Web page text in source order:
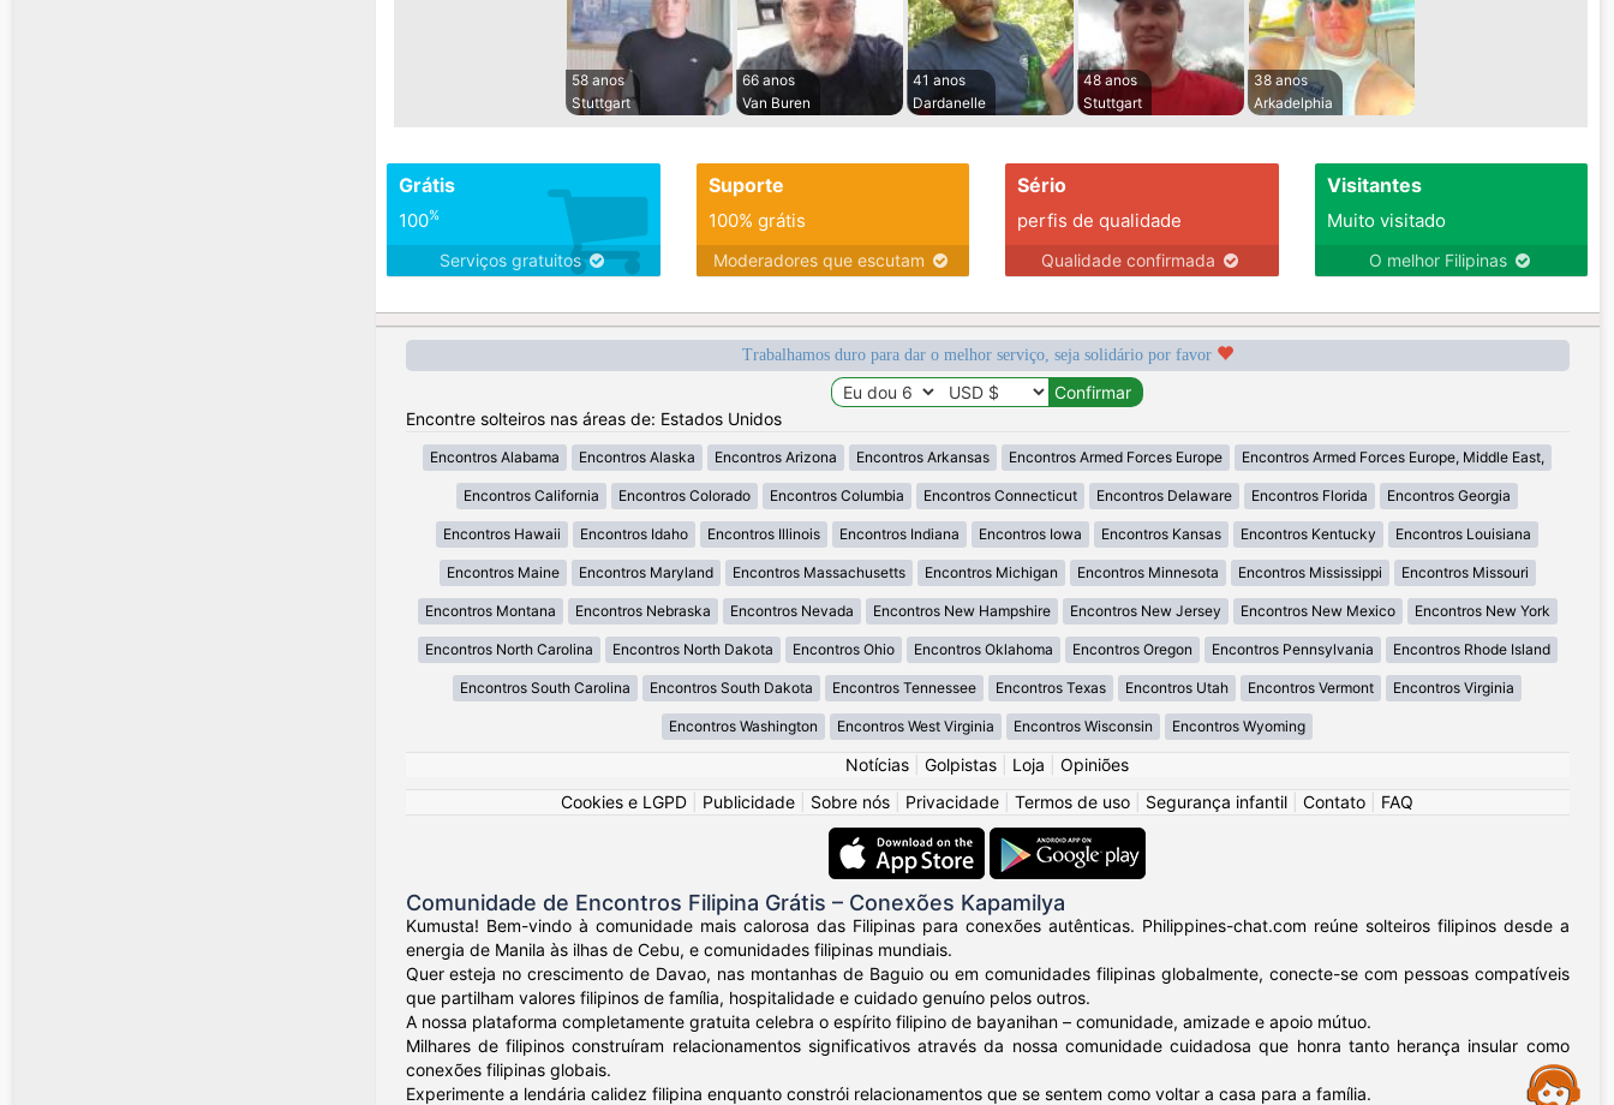
58 anos
Stuttgart
66 anos
Van Buren
41 anos
Dardanelle
48 anos
Stuttgart
38 anos
Arkadelphia
Grátis
100%
Serviços gratuitos
Suporte
100% grátis
Moderadores que escutam
Sério
perfis de qualidade
Qualidade confirmada
Visitantes
Muito visitado
O melhor Filipinas
Trabalhamos duro para dar o melhor serviço, seja solidário por favor
Encontre solteiros nas áreas de: Estados Unidos
Encontros Alabama Encontros Alaska Encontros Arizona Encontros Arkansas Encontros Armed Forces Europe Encontros Armed Forces Europe, Middle East,
Encontros California Encontros Colorado Encontros Columbia Encontros Connecticut Encontros Delaware Encontros Florida Encontros Georgia
Encontros Hawaii Encontros Idaho Encontros Illinois Encontros Indiana Encontros Iowa Encontros Kansas Encontros Kentucky Encontros Louisiana
Encontros Maine Encontros Maryland Encontros Massachusetts Encontros Michigan Encontros Minnesota Encontros Mississippi Encontros Missouri
Encontros Montana Encontros Nebraska Encontros Nevada Encontros New Hampshire Encontros New Jersey Encontros New Mexico Encontros New York
Encontros North Carolina Encontros North Dakota Encontros Ohio Encontros Oklahoma Encontros Oregon Encontros Pennsylvania Encontros Rhode Island
Encontros South Carolina Encontros South Dakota Encontros Tennessee Encontros Texas Encontros Utah Encontros Vermont Encontros Virginia
Encontros Washington Encontros West Virginia Encontros Wisconsin Encontros Wyoming
Notícias Golpistas Loja
Opiniões
Cookies e LGPD
Publicidade Sobre nós Privacidade Termos de uso Segurança infantil Contato FAQ
Comunidade de Encontros Filipina Grátis – Conexões Kapamilya
Kumusta! Bem-vindo à comunidade mais calorosa das Filipinas para conexões autênticas. Philippines-chat.com reúne solteiros filipinos desde a
energia de Manila às ilhas de Cebu, e comunidades filipinas mundiais.
Quer esteja no crescimento de Davao, nas montanhas de Baguio ou em comunidades filipinas globalmente, conecte-se com pessoas compatíveis
que partilham valores filipinos de família, hospitalidade e cuidado genuíno pelos outros.
A nossa plataforma completamente gratuita celebra o espírito filipino de bayanihan – comunidade, amizade e apoio mútuo.
Milhares de filipinos construíram relacionamentos significativos através da nossa comunidade cuidadosa que honra tanto herança insular como
conexões filipinas globais.
Experimente a lendária calidez filipina enquanto constrói relacionamentos que se sentem como voltar a casa para a família.